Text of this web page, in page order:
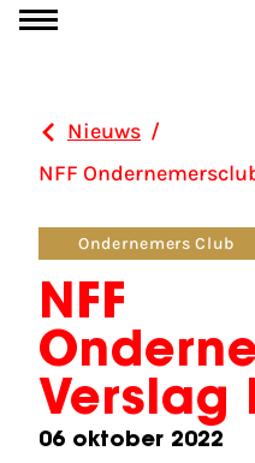
Ga naar
Nieuws /
NFF
Ondernemers Club
NFF
Verslag
06 oktober 2022